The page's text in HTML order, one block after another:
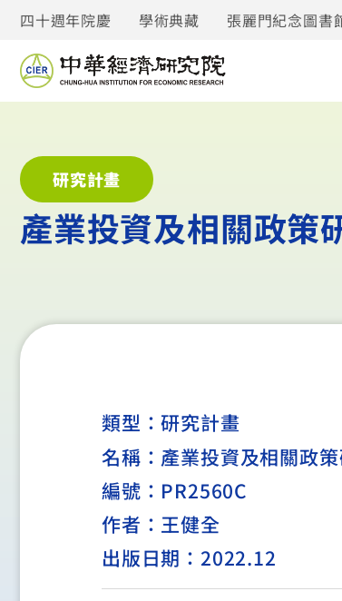
四十週年院慶 學術典藏 張麗門紀念圖書
研究計畫
產業投資及相關政策
類型：研究計畫
名稱：產業投資及相關政
編號：PR2560C
作者：王健全
出版日期：2022.12